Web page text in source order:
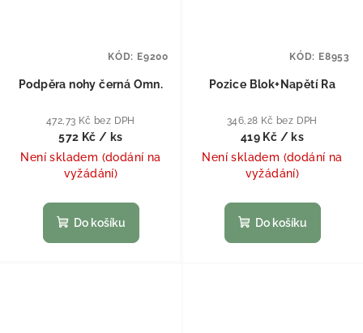
Podpěra nohy černá Omn.
472,73 Kč bez DPH
572 Kč/ ks
Není skladem (dodání na
vyžádání)
Do košíku
KÓD: E9200
Pozice Blok+Napětí Ra
346,28 Kč bez DPH
419 Kč / ks
Není skladem (dodání na
vyžádání)
Do košíku
KÓD: E8953